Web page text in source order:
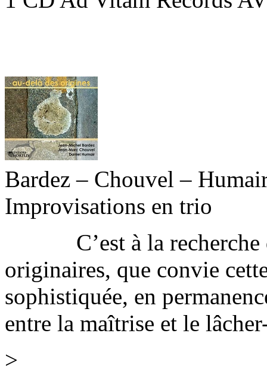
Bardez – Chouvel –
Improvisations en trio
C’est à la recherche
originaires, que convie
sophistiquée, en
entre la maîtrise et le
>